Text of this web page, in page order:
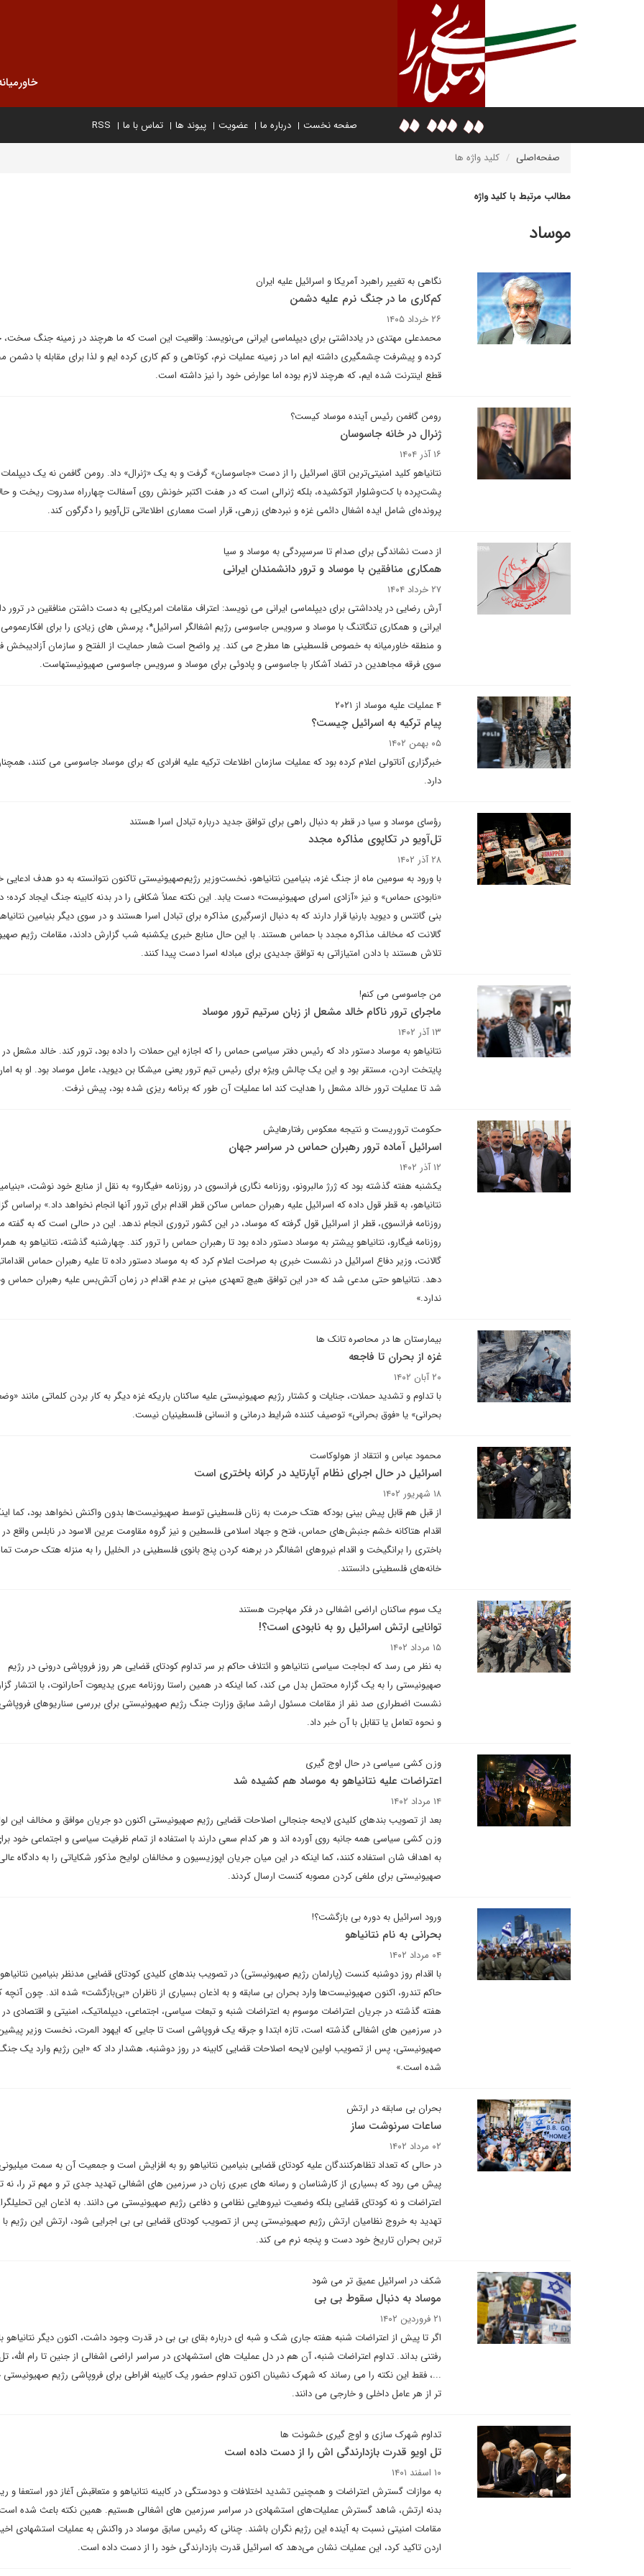
صفحه نخست درباره ما عضویت پیوند ها تماس با ما RSS
صفحه‌اصلی کلید واژه ها
مطالب مرتبط با کلید واژه
موساد
نگاهی به تغییر راهبرد آمریکا و اسرائیل علیه ایران
کم‌کاری ما در جنگ نرم علیه دشمن
۲۶ خرداد ۱۴۰۵
محمدعلی مهتدی در یادداشتی برای دیپلماسی ایرانی می‌نویسد: واقعیت این است که ما هرچند در زمینه جنگ
کرده و پیشرفت چشمگیری داشته ایم اما در زمینه عملیات نرم، کوتاهی و کم کاری کرده ایم و لذا برای مقابله با دشمن
قطع اینترنت شده ایم، که هرچند لازم بوده اما عوارض خود را نیز داشته است.
رومن گافمن رئیس آینده موساد کیست؟
ژنرال در خانه جاسوسان
۱۶ آذر ۱۴۰۴
نتانیاهو کلید امنیتی‌ترین اتاق اسرائیل را از دست «جاسوسان» گرفت و به یک «ژنرال» داد. رومن گافمن نه یک دیپلمات
پشت‌پرده با کت‌وشلوار اتوکشیده، بلکه ژنرالی است که در هفت اکتبر خونش روی آسفالت چهارراه سدروت ریخت و
پرونده‌ای شامل ایده اشغال دائمی غزه و نبردهای زرهی، قرار است معماری اطلاعاتی تل‌آویو را دگرگون کند.
از دست نشاندگی برای صدام تا سرسپردگی به موساد و سیا
همکاری منافقین با موساد و ترور دانشمندان ایرانی
۲۷ خرداد ۱۴۰۴
آرش رضایی در یادداشتی برای دیپلماسی ایرانی می نویسد: اعتراف مقامات امریکایی به دست داشتن منافقین در ترور
ایرانی و همکاری تنگاتنگ با موساد و سرویس جاسوسی رژیم اشغالگر اسرائیل*، پرسش های زیادی را برای افکارعمومی
و منطقه خاورمیانه به خصوص فلسطینی ها مطرح می کند. پر واضح است شعار حمایت از الفتح و سازمان آزادیبخش
سوی فرقه مجاهدین در تضاد آشکار با جاسوسی و پادوئی برای موساد و سرویس جاسوسی صهیونیستهاست.
۴ عملیات‌ علیه موساد از ۲۰۲۱
پیام ترکیه به اسرائیل چیست؟
۰۵ بهمن ۱۴۰۲
خبرگزاری آناتولی اعلام کرده بود که عملیات سازمان اطلاعات ترکیه علیه افرادی که برای موساد جاسوسی می کنند،
دارد.
رؤسای موساد و سیا در قطر به دنبال راهی برای توافق جدید درباره تبادل اسرا هستند
تل‌آویو در تکاپوی مذاکره مجدد
۲۸ آذر ۱۴۰۲
با ورود به سومین ماه از جنگ غزه، بنیامین نتانیاهو، نخست‌وزیر رژیم‌صهیونیستی تاکنون نتوانسته به دو هدف ادعایی
«نابودی حماس» و نیز «آزادی اسرای صهیونیست» دست یابد. این نکته عملاً شکافی را در بدنه کابینه جنگ ایجاد
بنی گانتس و دیوید بارنیا قرار دارند که به دنبال ازسرگیری مذاکره برای تبادل اسرا هستند و در سوی دیگر بنیامین
گالانت که مخالف مذاکره مجدد با حماس هستند. با این حال منابع خبری یکشنبه شب گزارش دادند، مقامات رژیم
تلاش هستند با دادن امتیازاتی به توافق جدیدی برای مبادله اسرا دست پیدا کنند.
من جاسوسی می کنم!
ماجرای ترور ناکام خالد مشعل از زبان سرتیم ترور موساد
۱۳ آذر ۱۴۰۲
نتانیاهو به موساد دستور داد که رئیس دفتر سیاسی حماس را که اجازه این حملات را داده بود، ترور کند. خالد مشعل در
پایتخت اردن، مستقر بود و این یک چالش ویژه برای رئیس تیم ترور یعنی میشکا بن دیوید، عامل موساد بود. او به
شد تا عملیات ترور خالد مشعل را هدایت کند اما عملیات آن طور که برنامه ریزی شده بود، پیش نرفت.
حکومت تروریست و نتیجه معکوس رفتارهایش
اسرائیل آماده ترور رهبران حماس در سراسر جهان
۱۲ آذر ۱۴۰۲
یکشنبه هفته گذشته بود که ژرژ مالبرونو، روزنامه نگاری فرانسوی در روزنامه «فیگارو» به نقل از منابع خود نوشت،
نتانیاهو، به قطر قول داده که اسرائیل علیه رهبران حماس ساکن قطر اقدام برای ترور آنها انجام نخواهد داد.» براساس
روزنامه فرانسوی، قطر از اسرائیل قول گرفته که موساد، در این کشور تروری انجام ندهد. این در حالی است که به گفته
روزنامه فیگارو، نتانیاهو پیشتر به موساد دستور داده بود تا رهبران حماس را ترور کند. چهارشنبه گذشته، نتانیاهو به
گالانت، وزیر دفاع اسرائیل در نشست خبری به صراحت اعلام کرد که به موساد دستور داده تا علیه رهبران حماس
دهد. نتانیاهو حتی مدعی شد که «در این توافق هیچ تعهدی مبنی بر عدم اقدام در زمان آتش‌بس علیه رهبران حماس
ندارد.»
بیمارستان ها در محاصره تانک ها
غزه از بحران تا فاجعه
۲۰ آبان ۱۴۰۲
با تداوم و تشدید حملات، جنایات و کشتار رژیم صهیونیستی علیه ساکنان باریکه غزه دیگر به کار بردن کلماتی مانند
بحرانی» یا «فوق بحرانی» توصیف کننده شرایط درمانی و انسانی فلسطینیان نیست.
محمود عباس و انتقاد از هولوکاست
اسرائیل در حال اجرای نظام آپارتاید در کرانه باختری است
۱۸ شهریور ۱۴۰۲
از قبل هم قابل پیش بینی بودکه هتک حرمت به زنان فلسطینی توسط صهیونیست‌ها بدون واکنش نخواهد بود، کما
اقدام هتاکانه خشم جنبش‌های حماس، فتح و جهاد اسلامی فلسطین و نیز گروه مقاومت عرین الاسود در نابلس واقع در
باختری را برانگیخت و اقدام نیروهای اشغالگر در برهنه کردن پنج بانوی فلسطینی در الخلیل را به منزله هتک حرمت
خانه‌های فلسطینی دانستند.
یک سوم ساکنان اراضی اشغالی در فکر مهاجرت هستند
توانایی ارتش اسرائیل رو به نابودی است؟!
۱۵ مرداد ۱۴۰۲
به نظر می رسد که لجاجت سیاسی نتانیاهو و ائتلاف حاکم بر سر تداوم کودتای قضایی هر روز فروپاشی درونی در رژیم
صهیونیستی را به یک گزاره محتمل بدل می کند، کما اینکه در همین راستا روزنامه عبری یدیعوت آحارانوت، با انتشار
نشست اضطراری صد نفر از مقامات مسئول ارشد سابق وزارت جنگ رژیم صهیونیستی برای بررسی سناریوهای
و نحوه تعامل یا تقابل با آن خبر داد.
وزن کشی سیاسی در حال اوج گیری
اعتراضات علیه نتانیاهو به موساد هم کشیده شد
۱۴ مرداد ۱۴۰۲
بعد از تصویب بندهای کلیدی لایحه جنجالی اصلاحات قضایی رژیم صهیونیستی اکنون دو جریان موافق و مخالف این
وزن کشی سیاسی همه جانبه روی آورده اند و هر کدام سعی دارند با استفاده از تمام ظرفیت سیاسی و اجتماعی خود
به اهداف شان استفاده کنند، کما اینکه در این میان جریان اپوزیسیون و مخالفان لوایح مذکور شکایاتی را به دادگاه
صهیونیستی برای ملغی کردن مصوبه کنست ارسال کردند.
ورود اسرائیل به دوره بی بازگشت؟!
بحرانی به نام نتانیاهو
۰۴ مرداد ۱۴۰۲
با اقدام روز دوشنبه کنست (پارلمان رژیم صهیونیستی) در تصویب بندهای کلیدی کودتای قضایی مدنظر بنیامین
هفته گذشته در جریان اعتراضات موسوم به اعتراضات شنبه و تبعات سیاسی، اجتماعی، دیپلماتیک، امنیتی و اقتصادی
در سرزمین های اشغالی گذشته است، تازه ابتدا و جرقه یک فروپاشی است تا جایی که ایهود المرت، نخست وزیر
صهیونیستی، پس از تصویب اولین لایحه اصلاحات قضایی کابینه در روز دوشنبه، هشدار داد که «این رژیم وارد یک
شده است.»
بحران بی سابقه در ارتش
ساعات سرنوشت ساز
۰۲ مرداد ۱۴۰۲
در حالی که تعداد تظاهرکنندگان علیه کودتای قضایی بنیامین نتانیاهو رو به افزایش است و جمعیت آن به سمت
پیش می رود که بسیاری از کارشناسان و رسانه های عبری زبان در سرزمین های اشغالی تهدید جدی تر و مهم تر را، نه
اعتراضات و نه کودتای قضایی بلکه وضعیت نیروهایی نظامی و دفاعی رژیم صهیونیستی می دانند. به اذعان این
تهدید به خروج نظامیان ارتش رژیم صهیونیستی پس از تصویب کودتای قضایی بی بی اجرایی شود، ارتش این رژیم با
ترین بحران تاریخ خود دست و پنجه نرم می کند.
شکف در اسرائیل عمیق تر می شود
موساد به دنبال سقوط بی بی
۲۱ فروردین ۱۴۰۲
اگر تا پیش از اعتراضات شنبه هفته جاری شک و شبه ای درباره بقای بی بی در قدرت وجود داشت، اکنون دیگر نتانیاهو
رفتنی بداند. تداوم اعتراضات شنبه، آن هم در دل عملیات های استشهادی در سراسر اراضی اشغالی از جنین تا رام الله،
...، فقط این نکته را می رساند که شهرک نشینان اکنون تداوم حضور یک کابینه افراطی برای فروپاشی رژیم
تر از هر عامل داخلی و خارجی می دانند.
تداوم شهرک سازی و اوج گیری خشونت ها
تل اویو قدرت بازدارندگی‌ اش را از دست داده‌ است
۱۰ اسفند ۱۴۰۱
به موازات گسترش اعتراضات و همچنین تشدید اختلافات و دودستگی در کابینه نتانیاهو و متعاقبش آغاز دور استعفا و
بدنه ارتش، شاهد گسترش عملیات‌های استشهادی در سراسر سرزمین های اشغالی هستیم. همین نکته باعث شده
مقامات امنیتی نسبت به آینده این رژیم نگران باشند. چنانی که رئیس سابق موساد در واکنش به عملیات استشهادی
اردن تاکید کرد، این عملیات نشان‌ می‌دهد که اسرائیل قدرت بازدارندگی خود را از دست داده است.